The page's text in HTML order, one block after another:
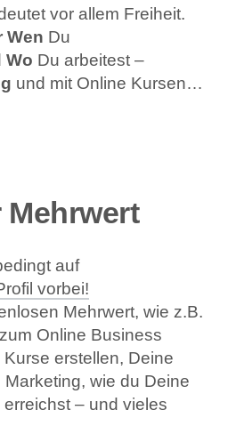
vor allem Freiheit.
Wen Du
Wo Du arbeitest –
und mit Online Kursen…
Mehrwert
auf
vorbei!
Mehrwert, wie z.B.
Online Business
erstellen, Deine
wie du Deine
– und vieles